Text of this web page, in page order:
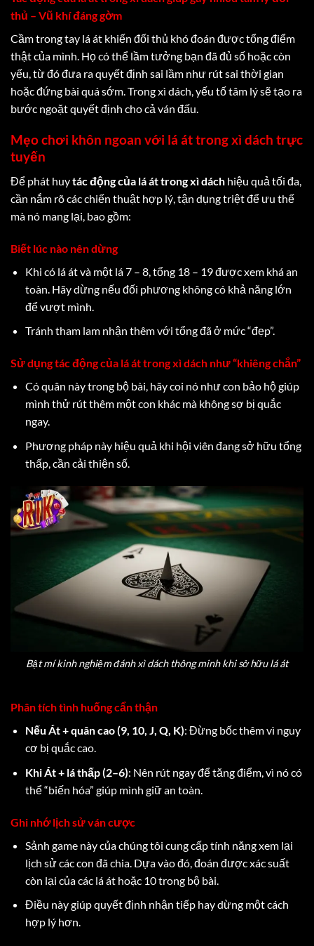
thủ – Vũ khí đáng gờm
Cầm trong tay lá át khiến đối thủ khó đoán được tổng điểm
thật của mình. Họ có thể lầm tưởng bạn đã đủ số hoặc còn
yếu, từ đó đưa ra quyết định sai lầm như rút sai thời gian
hoặc đứng bài quá sớm. Trong xì dách, yếu tố tâm lý sẽ tạo ra
bước ngoặt quyết định cho cả ván đấu.
Mẹo chơi khôn ngoan với lá át trong xì dách trực
tuyến
Để phát huytác động của lá át trong xì dách hiệu quả tối đa,
cần nắm rõ các chiến thuật hợp lý, tận dụng triệt để ưu thế
mà nó mang lại, bao gồm:
Biết lúc nào nên dừng
Khi có lá át và một lá 7 – 8, tổng 18 – 19 được xem khá an
toàn. Hãy dừng nếu đối phương không có khả năng lớn
để vượt mình.
Tránh tham lam nhận thêm với tổng đã ở mức “đẹp”.
Sử dụng tác động của lá át trong xì dách như “khiêng chắn”
Có quân này trong bộ bài, hãy coi nó như con bảo hộ giúp
mình thử rút thêm một con khác mà không sợ bị quắc
ngay.
Phương pháp này hiệu quả khi hội viên đang sở hữu tổng
thấp, cần cải thiện số.
Bật mí kinh nghiệm đánh xì dách thông minh khi sở hữu lá át
Phân tích tình huống cẩn thận
Nếu Át + quân cao (9, 10, J, Q, K): Đừng bốc thêm vì nguy
cơ bị quắc cao.
Khi Át + lá thấp (2–6): Nên rút ngay để tăng điểm, vì nó có
thể “biến hóa” giúp mình giữ an toàn.
Ghi nhớ lịch sử ván cược
Sảnh game này của chúng tôi cung cấp tính năng xem lại
lịch sử các con đã chia. Dựa vào đó, đoán được xác suất
còn lại của các lá át hoặc 10 trong bộ bài.
Điều này giúp quyết định nhận tiếp hay dừng một cách
hợp lý hơn.